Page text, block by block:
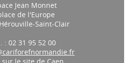
Jean Monnet
de l'Europe
Saint-Clair
: 02 31 95 52 00